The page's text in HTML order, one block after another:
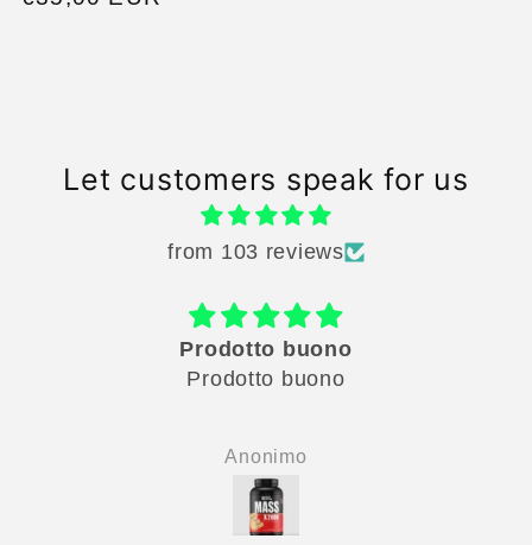
Let customers speak for us
from 103 reviews
Prodotto buono
Prodotto buono
Anonimo